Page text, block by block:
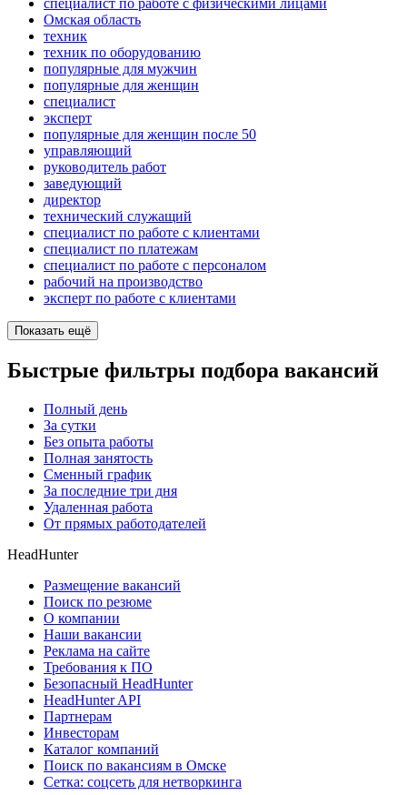
специалист по работе с физическими лицами
Омская область
техник
техник по оборудованию
популярные для мужчин
популярные для женщин
специалист
эксперт
популярные для женщин после 50
управляющий
руководитель работ
заведующий
директор
технический служащий
специалист по работе с клиентами
специалист по платежам
специалист по работе с персоналом
рабочий на производство
эксперт по работе с клиентами
Показать ещё
Быстрые фильтры подбора вакансий
Полный день
За сутки
Без опыта работы
Полная занятость
Сменный график
За последние три дня
Удаленная работа
От прямых работодателей
HeadHunter
Размещение вакансий
Поиск по резюме
О компании
Наши вакансии
Реклама на сайте
Требования к ПО
Безопасный HeadHunter
HeadHunter API
Партнерам
Инвесторам
Каталог компаний
Поиск по вакансиям в Омске
Сетка: соцсеть для нетворкинга